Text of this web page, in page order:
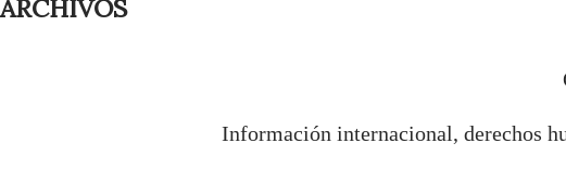
ARCHIVOS
Información internacional, derechos